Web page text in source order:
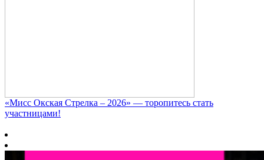
«Мисс Окская Стрелка – 2026» — торопитесь стать
участницами!